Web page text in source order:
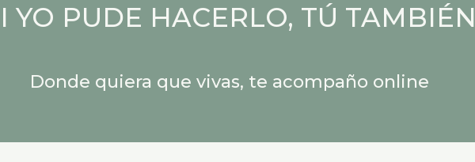
YO PUDE HACERLO, TÚ TAMBIÉN
Donde quiera que vivas, te acompaño online